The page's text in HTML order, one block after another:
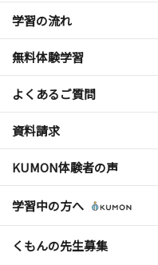
学習の流れ
無料体験学習
よくあるご質問
資料請求
KUMON体験者の声
学習中の方へ
くもんの先生募集